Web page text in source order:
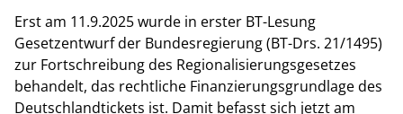
Erst am 11.9.2025 wurde in erster BT-Lesung
Gesetzentwurf der Bundesregierung (BT-Drs. 21/1495)
zur Fortschreibung des Regionalisierungsgesetzes
behandelt, das rechtliche Finanzierungsgrundlage des
Deutschlandtickets ist. Damit befasst sich jetzt am